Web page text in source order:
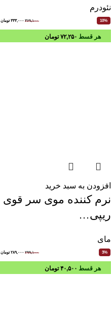
نئودرم
10% ۳۶۹,۱۰۰ ۳۳۳,۰۰۰ تومان
هر قسط ۷۲,۲۵۰ تومان
افزودن به سبد خرید
نرم کننده موی سر قوی
ریپی…
مای
3% ۲۹۹,۱۰۰ ۲۸۹,۰۰۰ تومان
هر قسط ۴۰,۵۰۰ تومان